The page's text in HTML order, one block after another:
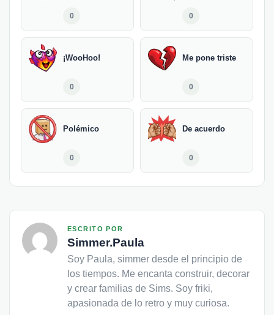
0 0
¡WooHoo!
0
Me pone triste
0
Polémico
0
De acuerdo
0
ESCRITO POR
Simmer.Paula
Soy Paula, simmer desde el principio de
los tiempos. Me encanta construir, decorar
y crear familias de Sims. Soy friki,
apasionada de lo retro y muy curiosa.